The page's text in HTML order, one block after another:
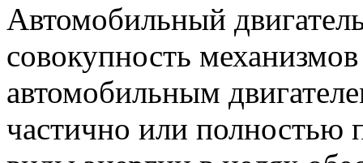
Автомобильный
совокупность
автомобильным
частично или полностью